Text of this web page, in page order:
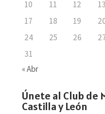
10
11 12 13
17
18 19
24
25 26
31
« Abr
Únete al Club de
Castilla y León